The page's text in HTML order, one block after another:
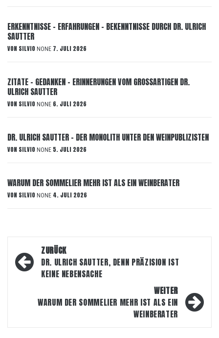
ERKENNTNISSE – ERFAHRUNGEN – BEKENNTNISSE DURCH DR. ULRICH
SAUTTER
VON SILVIO NONE 7. JULI 2026
ZITATE – GEDANKEN – ERINNERUNGEN VOM GROSSARTIGEN DR.
ULRICH SAUTTER
VON SILVIO NONE 6. JULI 2026
DR. ULRICH SAUTTER – DER MONOLITH UNTER DEN WEINPUBLIZISTEN
VON SILVIO NONE 5. JULI 2026
WARUM DER SOMMELIER MEHR IST ALS EIN WEINBERATER
VON SILVIO NONE 4. JULI 2026
Beitragsnavigation
ZURÜCK
DR. ULRICH SAUTTER, DENN PRÄZISION IST
KEINE NEBENSACHE
WEITER
WARUM DER SOMMELIER MEHR IST ALS EIN
WEINBERATER